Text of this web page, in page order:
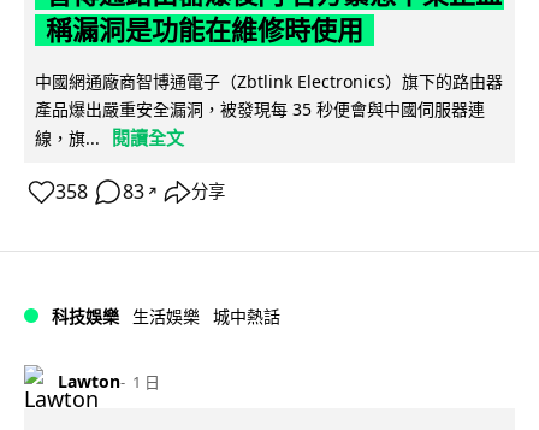
稱漏洞是功能在維修時使用
中國網通廠商智博通電子（Zbtlink Electronics）旗下的路由器
產品爆出嚴重安全漏洞，被發現每 35 秒便會與中國伺服器連
線，旗...
閱讀全文
358 83 ↗ 分享
科技娛樂 生活娛樂 城中熱話
Lawton 1 日